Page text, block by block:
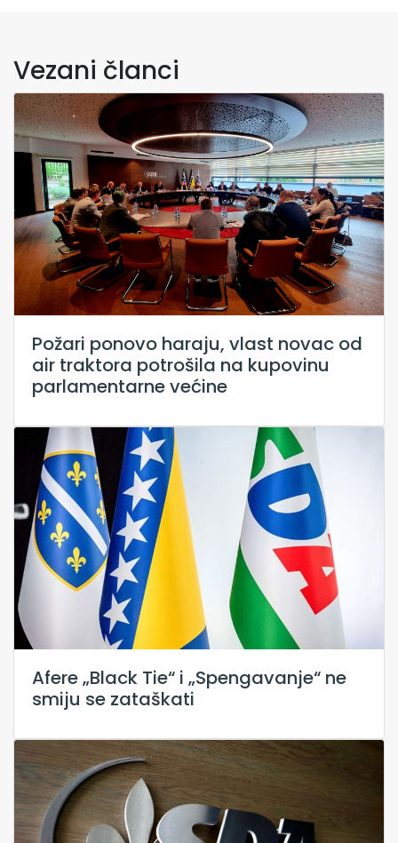
Vezani članci
Požari ponovo haraju, vlast novac od
air traktora potrošila na kupovinu
parlamentarne većine
Afere „Black Tie“ i „Spengavanje“ ne
smiju se zataškati